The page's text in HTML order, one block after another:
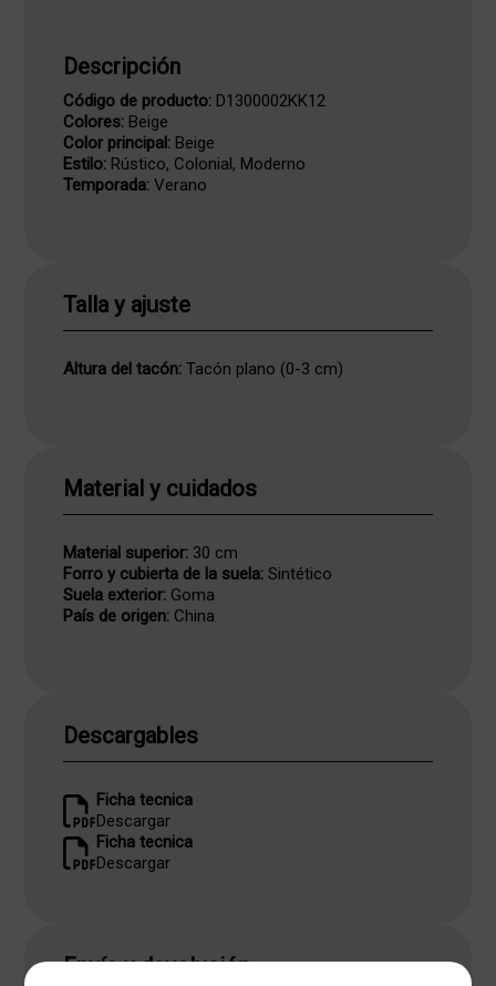
Descripción
Código de producto: D1300002KK12
Colores: Beige
Color principal: Beige
Estilo: Rústico, Colonial, Moderno
Temporada: Verano
Talla y ajuste
Altura del tacón: Tacón plano (0-3 cm)
Material y cuidados
Material superior: 30 cm
Forro y cubierta de la suela: Sintético
Suela exterior: Goma
País de origen: China
Descargables
Ficha tecnica
Descargar
Ficha tecnica
Descargar
Envío y devolución